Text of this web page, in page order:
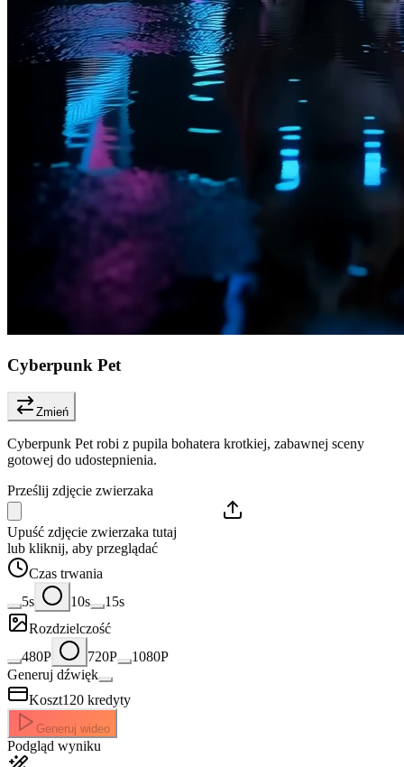
Cyberpunk Pet
Zmień
Cyberpunk Pet robi z pupila bohatera krotkiej, zabawnej sceny
gotowej do udostepnienia.
Prześlij zdjęcie zwierzaka
Upuść zdjęcie zwierzaka tutaj
lub kliknij, aby przeglądać
Czas trwania
5s
10s
15s
Rozdzielczość
480P
720P
1080P
Generuj dźwięk
Koszt120 kredyty
Generuj wideo
Podgląd wyniku